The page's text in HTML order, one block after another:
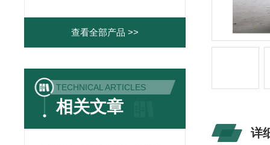
查看全部产品 >>
TECHNICAL ARTICLES
相关文章
详